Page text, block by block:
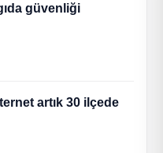
güvenliği
artık 30 ilçede